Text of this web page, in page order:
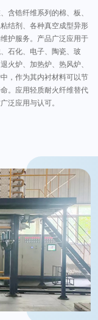
含锆纤维系列的棉、板、
结剂、各种真空成型异形
护服务。产品广泛应用于
石化、电子、陶瓷、玻
火炉、加热炉、热风炉、
，作为其内衬材料可以节
。应用轻质耐火纤维替代
泛应用与认可。